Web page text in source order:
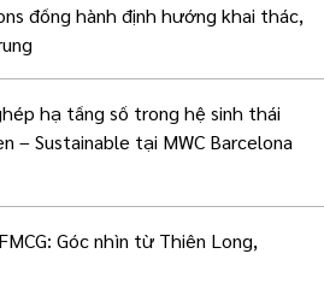
đồng hành định hướng khai thác,
hạ tầng số trong hệ sinh thái
– Sustainable tại MWC Barcelona
Góc nhìn từ Thiên Long,